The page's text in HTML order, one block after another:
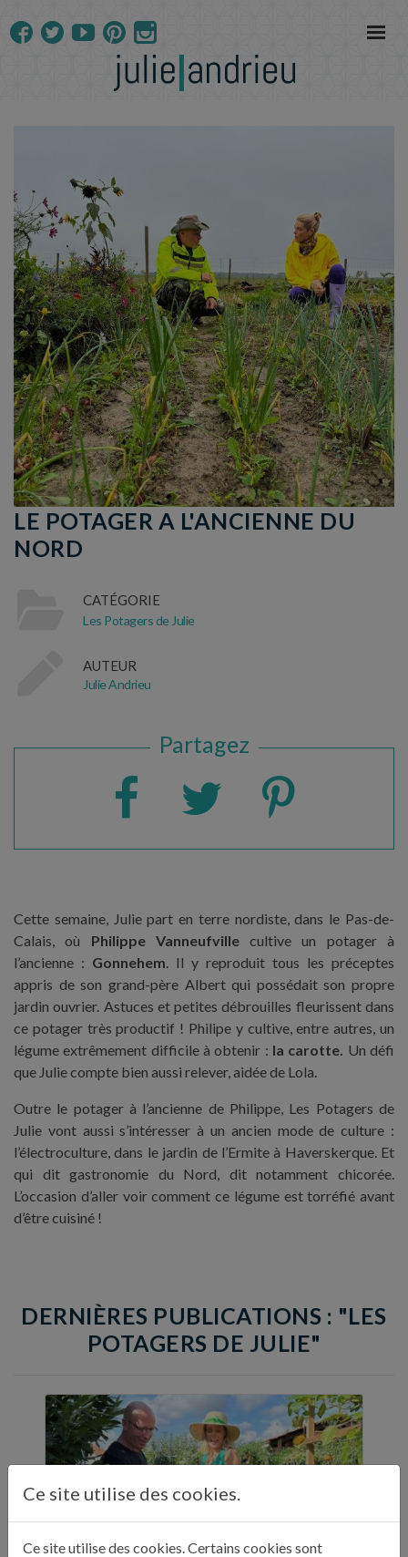
LE POTAGER A L'ANCIENNE DU
NORD
CATÉGORIE
Les Potagers de Julie
AUTEUR
Julie Andrieu
Partagez
Cette semaine, Julie part en terre nordiste, dans le Pas-de-
Calais, où Philippe Vanneufvillecultive un potager à
l’ancienne : Gonnehem. Il y reproduit tous les préceptes
appris de son grand-père Albert qui possédait son propre
jardin ouvrier. Astuces et petites débrouilles fleurissent dans
ce potager très productif ! Philipe y cultive, entre autres, un
légume extrêmement difficile à obtenir : la carotte. Un défi
que Julie compte bien aussi relever, aidée de Lola.
Outre le potager à l’ancienne de Philippe, Les Potagers de
Julie vont aussi s’intéresser à un ancien mode de culture :
l’électroculture, dans le jardin de l’Ermite à Haverskerque. Et
qui dit gastronomie du Nord, dit notamment chicorée.
L’occasion d’aller voir comment ce légume est torréfié avant
d’être cuisiné !
DERNIÈRES PUBLICATIONS : "LES
POTAGERS DE JULIE"
Ce site utilise des cookies.
Ce site utilise des cookies. Certains cookies sont